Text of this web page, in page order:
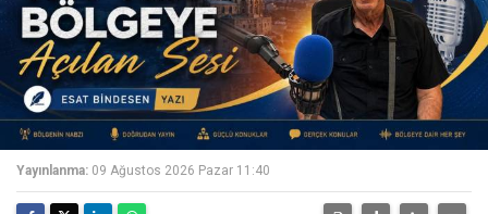
Yayınlanma: 09 Ağustos 2026 Pazar 11:40